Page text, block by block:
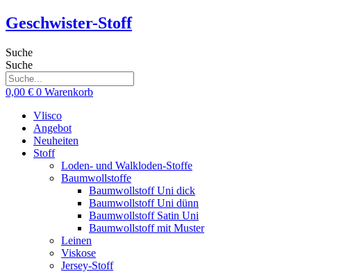
Zum
Inhalt
Geschwister-Stoff
Suche
Suche
0,00 € 0 Warenkorb
Vlisco
Angebot
Neuheiten
Stoff
Loden- und Walkloden-Stoffe
Baumwollstoffe
Baumwollstoff Uni dick
Baumwollstoff Uni dünn
Baumwollstoff Satin Uni
Baumwollstoff mit Muster
Leinen
Viskose
Jersey-Stoff